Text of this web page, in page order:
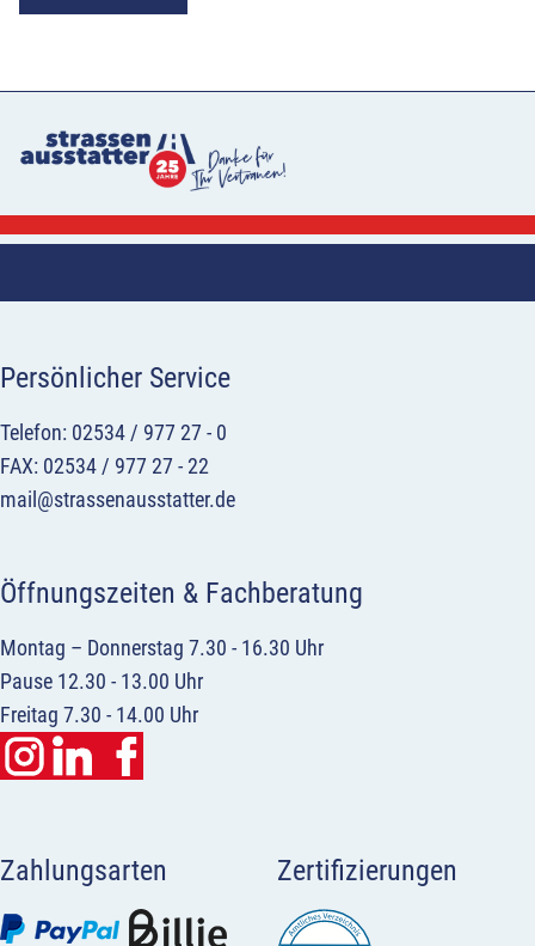
Persönlicher Service
Telefon: 02534 / 977 27 - 0
FAX: 02534 / 977 27 - 22
mail@strassenausstatter.de
Öffnungszeiten & Fachberatung
Montag – Donnerstag 7.30 - 16.30 Uhr
Pause 12.30 - 13.00 Uhr
Freitag 7.30 - 14.00 Uhr
Zahlungsarten Zertifizierungen